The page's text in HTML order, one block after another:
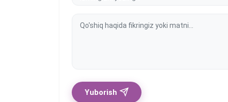
Yuborish